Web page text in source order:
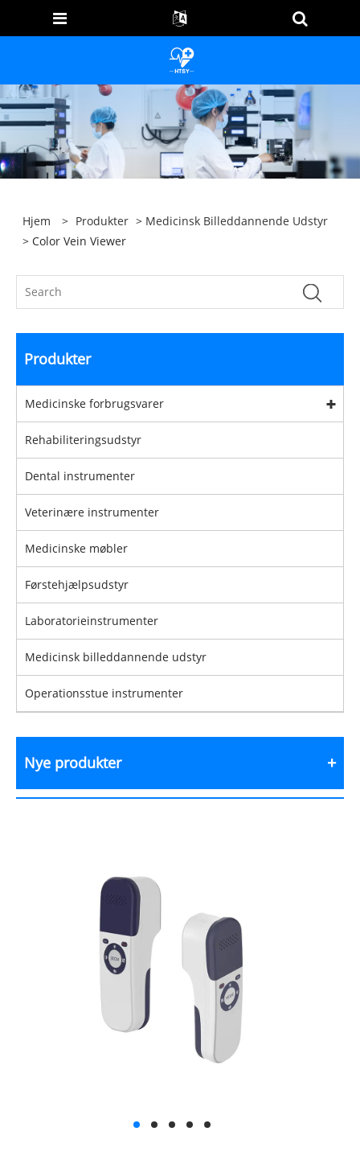
Hjem > Produkter > Medicinsk Billeddannende Udstyr
> Color Vein Viewer
Produkter
Medicinske forbrugsvarer
Rehabiliteringsudstyr
Dental instrumenter
Veterinære instrumenter
Medicinske møbler
Førstehjælpsudstyr
Laboratorieinstrumenter
Medicinsk billeddannende udstyr
Operationsstue instrumenter
Nye produkter